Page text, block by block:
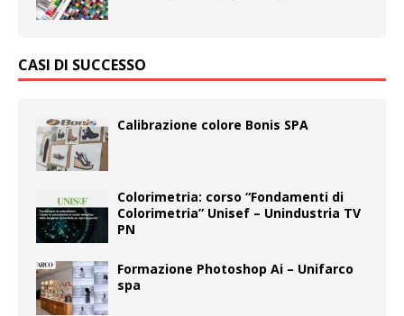
CASI DI SUCCESSO
Calibrazione colore Bonis SPA
Colorimetria: corso “Fondamenti di
Colorimetria” Unisef – Unindustria TV
PN
Formazione Photoshop Ai – Unifarco
spa